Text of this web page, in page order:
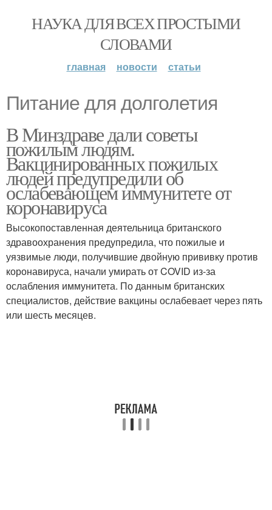
НАУКА ДЛЯ ВСЕХ ПРОСТЫМИ
СЛОВАМИ
главная новости статьи
Питание для долголетия
В Минздраве дали советы
пожилым людям.
Вакцинированных пожилых
людей предупредили об
ослабевающем иммунитете от
коронавируса
Высокопоставленная деятельница британского
здравоохранения предупредила, что пожилые и
уязвимые люди, получившие двойную прививку против
коронавируса, начали умирать от COVID из-за
ослабления иммунитета. По данным британских
специалистов, действие вакцины ослабевает через пять
или шесть месяцев.